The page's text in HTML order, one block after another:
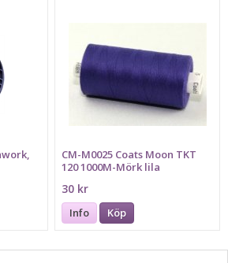
CM-M0025 Coats Moon TKT
120 1000M-Mörk lila
30 kr
Info Köp